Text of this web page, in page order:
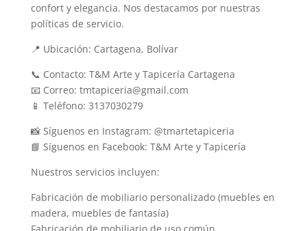
confort y elegancia. Nos destacamos por nuestras
políticas de servicio.
📍 Ubicación: Cartagena, Bolívar
📞 Contacto: T&M Arte y Tapicería Cartagena
📧 Correo: tmtapiceria@gmail.com
📱 Teléfono: 3137030279
📸 Síguenos en Instagram: @tmartetapiceria
📘 Síguenos en Facebook: T&M Arte y Tapicería
Nuestros servicios incluyen:
Fabricación de mobiliario personalizado (muebles en
madera, muebles de fantasía)